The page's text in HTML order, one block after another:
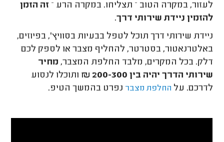
לעזור, במקרה הטוב – תצליחו. במקרה הרע – זה הזמן
להזמין ניידת שירותי דרך.
ניידת שירותי דרך תוכל לטפל בבעיות בסוויץ', בפיוזים,
באלטרנאטור, בסטרטר, להחליף מצבר או לספק לכם
דלק. בכל המקרים, מלבד החלפת המצבר, מחיר
שירותי הדרך יהיה בין 200-300 ₪
ותוכלו לנסוע
לדרכם. על החלפת מצבר נפרט בהמשך הטיפ.